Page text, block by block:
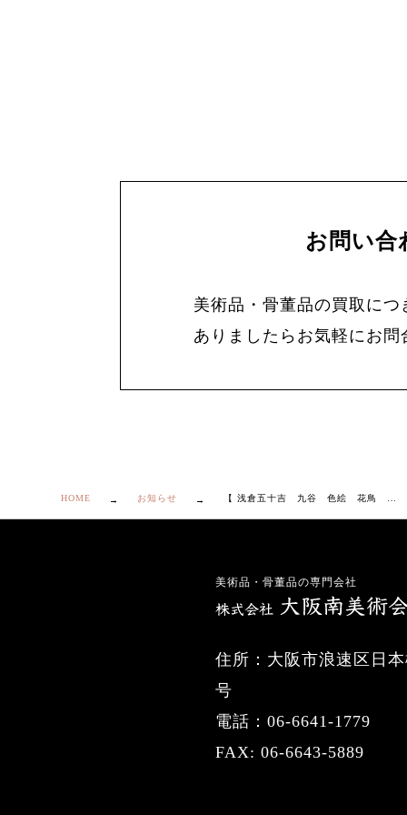
お問い合
美術品・骨董品の買取に
ありましたらお気軽にお問
HOME お知らせ
美術品・骨董品の専門会社
住所：大阪市浪速区日
号
電話：06-6641-1779
FAX: 06-6643-5889